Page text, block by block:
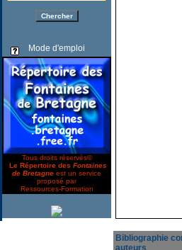
Mode d'emploi
Tous droits réservés©
Le Répertoire des Fontaines
de Bretagne est un service
proposé par
Ressources-Formation
Bibliographie
auteurs